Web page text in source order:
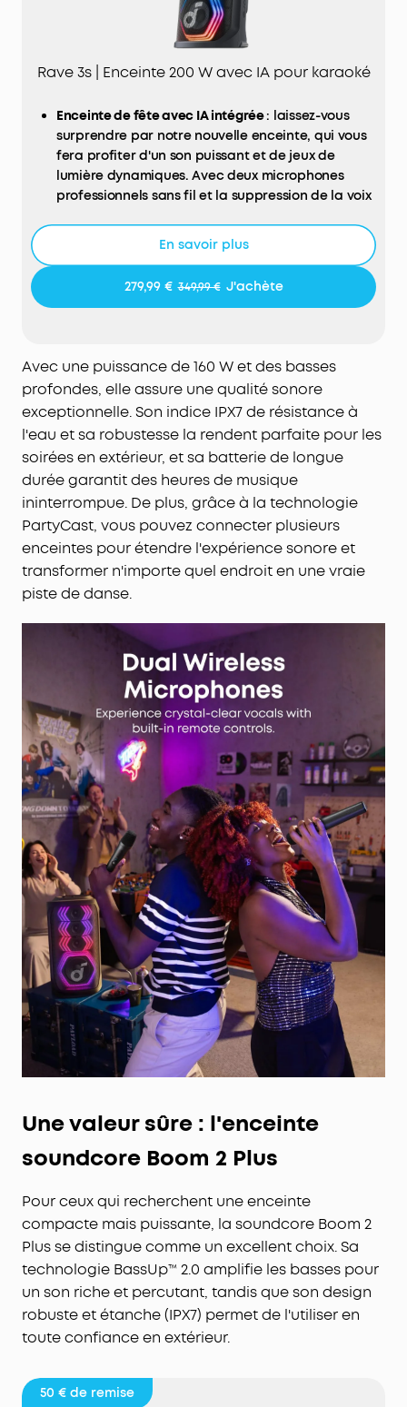
Rave 3s | Enceinte 200 W avec IA pour karaoké
Enceinte de fête avec IA intégrée: laissez-vous
surprendre par notre nouvelle enceinte, qui vous
fera profiter d'un son puissant et de jeux de
lumière dynamiques. Avec deux microphones
professionnels sans fil et la suppression de la voix
jamais été aussi facile.
: profitez d'un son 200 W et
de basses profondes grâce à un woofer 6,5" et
atmosphère unique à toutes les occasions.
Jeu de lumière synchronisé et immersif :
transformez votre foyer ou votre jardin en un
véritable espace de fête, et personnalisez les
effets lumineux pour trouver l'ambiance parfaite.
Deux microphones sans fil: voix ultra-nettes,
modulation du volume intégré et contrôle vocal à
distance vous permettent d'interpréter tous vos
duos comme si vous étiez sur scène.
Suppression vocale IA : en un clic, passez en mode
soirée karaoké ! Choisissez des chansons à partir
de n'importe quelle application : l'IA retire ou
niveaux vocaux, et la scène est à vous.
Application personnalisée
: grâce à l'application
soundcore, contrôlez facilement votre enceinte
de fête. Réglez facilement les paramètres de
l'égaliseur, des lumières, des effets vocaux et de
la réverbération.
En savoir plus
279,99 € 349,99 € J'achète
Avec une puissance de 160 W et des basses
profondes, elle assure une qualité sonore
exceptionnelle. Son indice IPX7 de résistance à
l'eau et sa robustesse la rendent parfaite pour les
soirées en extérieur, et sa batterie de longue
durée garantit des heures de musique
ininterrompue. De plus, grâce à la technologie
PartyCast, vous pouvez connecter plusieurs
enceintes pour étendre l'expérience sonore et
transformer n'importe quel endroit en une vraie
piste de danse.
Une valeur sûre : l'enceinte
soundcore Boom 2 Plus
Pour ceux qui recherchent une enceinte
compacte mais puissante, la soundcore Boom 2
Plus se distingue comme un excellent choix. Sa
technologie BassUp™ 2.0 amplifie les basses pour
un son riche et percutant, tandis que son design
robuste et étanche (IPX7) permet de l'utiliser en
toute confiance en extérieur.
50 € de remise